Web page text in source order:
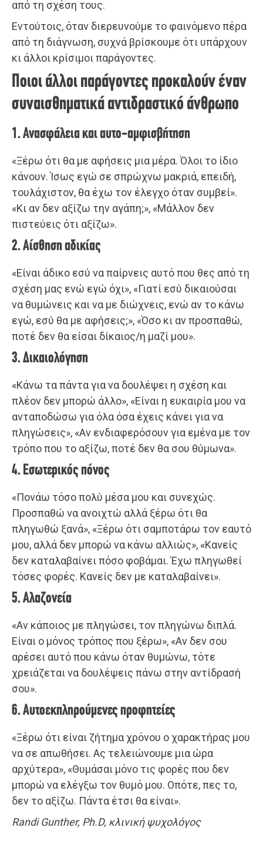
από τη σχέση τους.
Εντούτοις, όταν διερευνούμε το φαινόμενο πέρα
από τη διάγνωση, συχνά βρίσκουμε ότι υπάρχουν
κι άλλοι κρίσιμοι παράγοντες.
Ποιοι άλλοι παράγοντες προκαλούν έναν
συναισθηματικά αντιδραστικό άνθρωπο
1. Ανασφάλεια και αυτο-αμφισβήτηση
«Ξέρω ότι θα με αφήσεις μια μέρα. Όλοι το ίδιο
κάνουν. Ίσως εγώ σε σπρώχνω μακριά, επειδή,
τουλάχιστον, θα έχω τον έλεγχο όταν συμβεί».
«Κι αν δεν αξίζω την αγάπη;», «Μάλλον δεν
πιστεύεις ότι αξίζω».
2. Αίσθηση αδικίας
«Είναι άδικο εσύ να παίρνεις αυτό που θες από τη
σχέση μας ενώ εγώ όχι», «Γιατί εσύ δικαιούσαι
να θυμώνεις και να με διώχνεις, ενώ αν το κάνω
εγώ, εσύ θα με αφήσεις;», «Όσο κι αν προσπαθώ,
ποτέ δεν θα είσαι δίκαιος/η μαζί μου».
3. Δικαιολόγηση
«Κάνω τα πάντα για να δουλέψει η σχέση και
πλέον δεν μπορώ άλλο», «Είναι η ευκαιρία μου να
ανταποδώσω για όλα όσα έχεις κάνει για να
πληγώσεις», «Αν ενδιαφερόσουν για εμένα με τον
τρόπο που το αξίζω, ποτέ δεν θα σου θύμωνα».
4. Εσωτερικός πόνος
«Πονάω τόσο πολύ μέσα μου και συνεχώς.
Προσπαθώ να ανοιχτώ αλλά ξέρω ότι θα
πληγωθώ ξανά», «Ξέρω ότι σαμποτάρω τον εαυτό
μου, αλλά δεν μπορώ να κάνω αλλιώς», «Κανείς
δεν καταλαβαίνει πόσο φοβάμαι. Έχω πληγωθεί
τόσες φορές. Κανείς δεν με καταλαβαίνει».
5. Αλαζονεία
«Αν κάποιος με πληγώσει, τον πληγώνω διπλά.
Είναι ο μόνος τρόπος που ξέρω», «Αν δεν σου
αρέσει αυτό που κάνω όταν θυμώνω, τότε
χρειάζεται να δουλέψεις πάνω στην αντίδρασή
σου».
6. Αυτοεκπληρούμενες προφητείες
«Ξέρω ότι είναι ζήτημα χρόνου ο χαρακτήρας μου
να σε απωθήσει. Ας τελειώνουμε μια ώρα
αρχύτερα», «Θυμάσαι μόνο τις φορές που δεν
μπορώ να ελέγξω τον θυμό μου. Οπότε, πες το,
δεν το αξίζω. Πάντα έτσι θα είναι».
Randi Gunther, Ph.D, κλινική ψυχολόγος